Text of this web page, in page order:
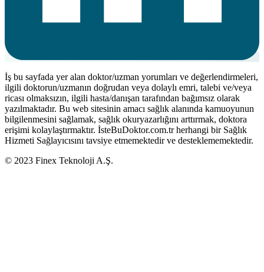
İş bu sayfada yer alan doktor/uzman yorumları ve değerlendirmeleri,
ilgili doktorun/uzmanın doğrudan veya dolaylı emri, talebi ve/veya
ricası olmaksızın, ilgili hasta/danışan tarafından bağımsız olarak
yazılmaktadır. Bu web sitesinin amacı sağlık alanında kamuoyunun
bilgilenmesini sağlamak, sağlık okuryazarlığını arttırmak, doktora
erişimi kolaylaştırmaktır. İsteBuDoktor.com.tr herhangi bir Sağlık
Hizmeti Sağlayıcısını tavsiye etmemektedir ve desteklememektedir.
© 2023 Finex Teknoloji A.Ş.